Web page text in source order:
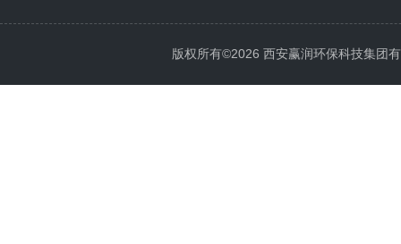
版权所有©2026 西安赢润环保科技集团